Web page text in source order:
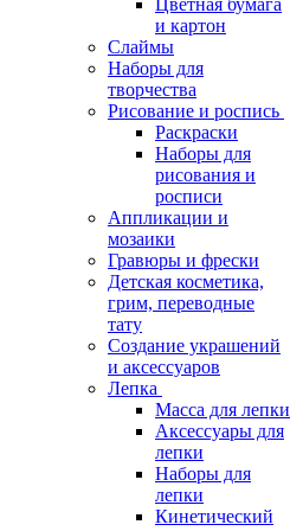
Цветная бумага
и картон
Слаймы
Наборы для
творчества
Рисование и роспись
Раскраски
Наборы для
рисования и
росписи
Аппликации и
мозаики
Гравюры и фрески
Детская косметика,
грим, переводные
тату
Создание украшений
и аксессуаров
Лепка
Масса для лепки
Аксессуары для
лепки
Наборы для
лепки
Кинетический